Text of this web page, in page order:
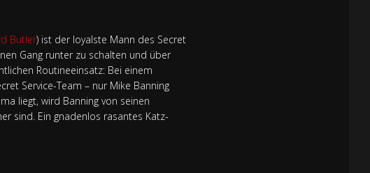
Butler) ist der loyalste Mann des Secret
Gang runter zu schalten und über
Routineeinsatz: Bei einem
Service-Team – nur Mike Banning
liegt, wird Banning von seinen
sind. Ein gnadenlos rasantes Katz-